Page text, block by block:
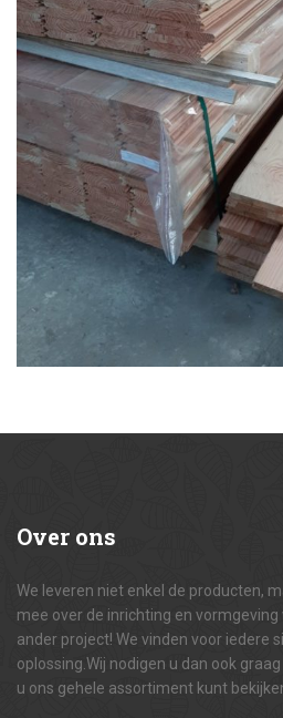
Over ons
We leveren niet enkel de producten,
mee over de inrichting en
ander project! We vinden voor iedere
oplossing.Wij nodigen u dan ook
u ons gehele assortiment kunt